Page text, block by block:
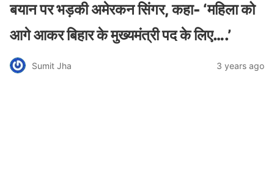
बयान पर भड़की अमेरकन सिंगर, कहा- ‘महिला को
आगे आकर बिहार के मुख्यमंत्री पद के लिए….’
Sumit Jha 3 years ago